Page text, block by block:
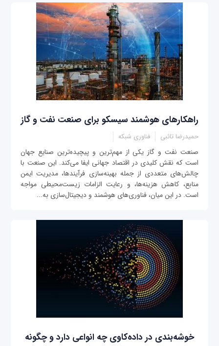
راهکارهای هوشمند سیسکو برای صنعت نفت و گاز
حمیدرضا تائبی فناوری شبکه
صنعت نفت و گاز یکی از مهم‌ترین و پیچیده‌ترین صنایع جهان
است که نقش کلیدی در اقتصاد جهانی ایفا می‌کند. این صنعت با
چالش‌های متعددی از جمله بهینه‌سازی فرآیندها، مدیریت ایمن
منابع، کاهش هزینه‌ها، و رعایت الزامات زیست‌محیطی مواجه
است. در این میان، فناوری‌های هوشمند و دیجیتال‌سازی به...
خوشه‌بندی در داده‌‌کاوی چه انواعی دارد و چگونه